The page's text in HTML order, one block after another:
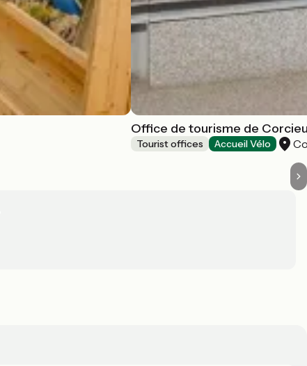
Office de tourisme de
Tourist offices Accueil Vélo